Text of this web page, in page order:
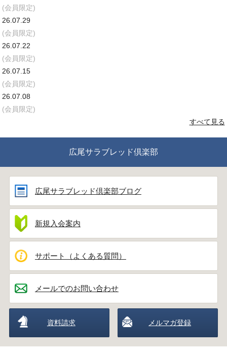
(会員限定)
26.07.29
(会員限定)
26.07.22
(会員限定)
26.07.15
(会員限定)
26.07.08
(会員限定)
すべて見る
広尾サラブレッド倶楽部
広尾サラブレッド倶楽部ブログ
新規入会案内
サポート（よくある質問）
メールでのお問い合わせ
資料請求 メルマガ登録